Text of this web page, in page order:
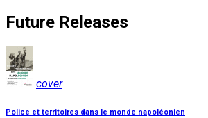
Future Releases
cover
Police et territoires dans le monde napoléonien